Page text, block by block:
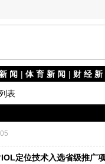
闻 | 体 育 新 闻 | 财 经 新
表
定位技术入选省级推广